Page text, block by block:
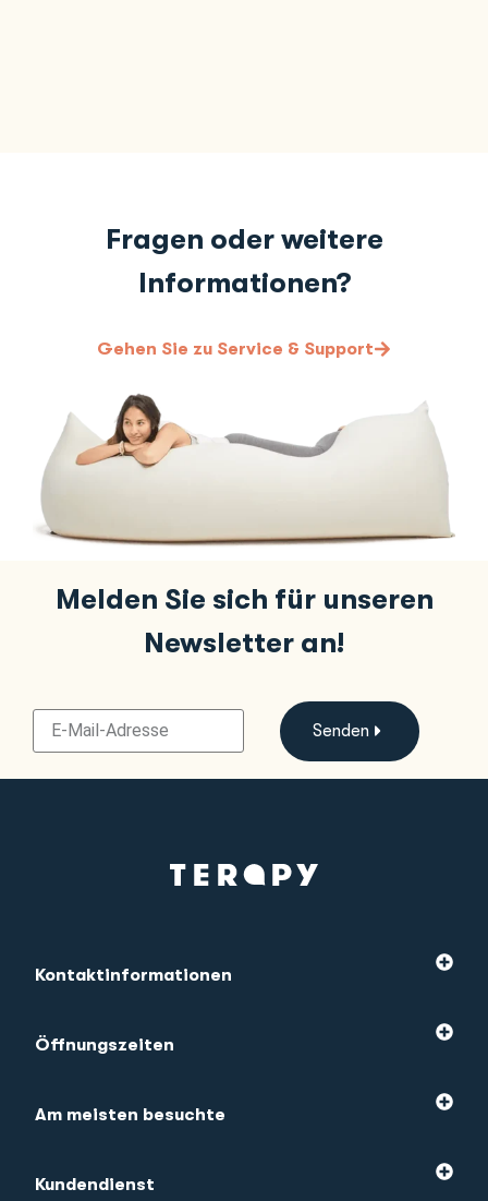
Fragen oder weitere
Informationen?
Gehen Sie zu Service & Support
Melden Sie sich für unseren
Newsletter an!
Senden
Kontaktinformationen
Öffnungszeiten
Am meisten besuchte
Kundendienst